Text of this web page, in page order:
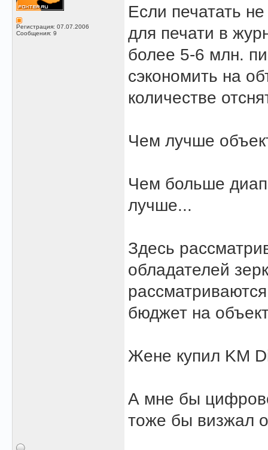
Регистрация: 07.07.2006
Сообщения: 9
Если печатать
для печати в
более 5-6 млн.
сэкономить на
количестве
Чем лучше
Чем больше
лучше...
Здесь
обладателей
бюджет на
Жене купил KM
А мне бы
тоже бы визжал